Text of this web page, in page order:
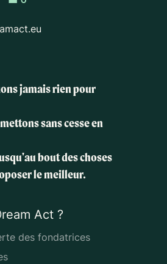
jamais rien pour
sans cesse en
bout des choses
le meilleur.
Act ?
des fondatrices